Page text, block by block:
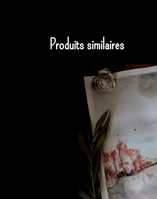
Produits similaires